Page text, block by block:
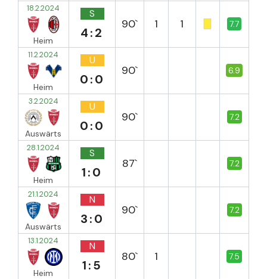
18.2.2024
Heim
S
4:2
90` 1 1 7.7
11.2.2024
Heim
U
0:0
90` 6.9
3.2.2024
Auswärts
U
0:0
90` 7.2
28.1.2024
Heim
S
1:0
87` 7.2
21.1.2024
Auswärts
N
3:0
90` 7.2
13.1.2024
Heim
N
1:5
80` 1 7.5